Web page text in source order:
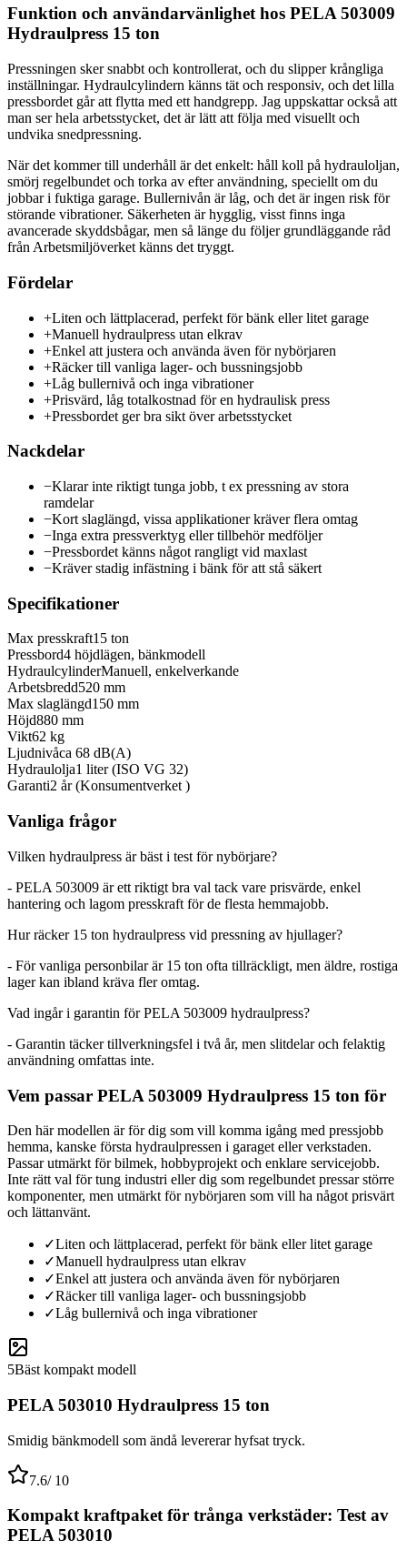
Funktion och användarvänlighet hos PELA 503009
Hydraulpress 15 ton
Pressningen sker snabbt och kontrollerat, och du slipper krångliga
inställningar. Hydraulcylindern känns tät och responsiv, och det lilla
pressbordet går att flytta med ett handgrepp. Jag uppskattar också att
man ser hela arbetsstycket, det är lätt att följa med visuellt och
undvika snedpressning.
När det kommer till underhåll är det enkelt: håll koll på hydrauloljan,
smörj regelbundet och torka av efter användning, speciellt om du
jobbar i fuktiga garage. Bullernivån är låg, och det är ingen risk för
störande vibrationer. Säkerheten är hygglig, visst finns inga
avancerade skyddsbågar, men så länge du följer grundläggande råd
från Arbetsmiljöverket känns det tryggt.
Fördelar
+Liten och lättplacerad, perfekt för bänk eller litet garage
+Manuell hydraulpress utan elkrav
+Enkel att justera och använda även för nybörjaren
+Räcker till vanliga lager- och bussningsjobb
+Låg bullernivå och inga vibrationer
+Prisvärd, låg totalkostnad för en hydraulisk press
+Pressbordet ger bra sikt över arbetsstycket
Nackdelar
−Klarar inte riktigt tunga jobb, t ex pressning av stora
ramdelar
−Kort slaglängd, vissa applikationer kräver flera omtag
−Inga extra pressverktyg eller tillbehör medföljer
−Pressbordet känns något rangligt vid maxlast
−Kräver stadig infästning i bänk för att stå säkert
Specifikationer
Max presskraft15 ton
Pressbord4 höjdlägen, bänkmodell
HydraulcylinderManuell, enkelverkande
Arbetsbredd520 mm
Max slaglängd150 mm
Höjd880 mm
Vikt62 kg
Ljudnivåca 68 dB(A)
Hydraulolja1 liter (ISO VG 32)
Garanti2 år (Konsumentverket )
Vanliga frågor
Vilken hydraulpress är bäst i test för nybörjare?
- PELA 503009 är ett riktigt bra val tack vare prisvärde, enkel
hantering och lagom presskraft för de flesta hemmajobb.
Hur räcker 15 ton hydraulpress vid pressning av hjullager?
- För vanliga personbilar är 15 ton ofta tillräckligt, men äldre, rostiga
lager kan ibland kräva fler omtag.
Vad ingår i garantin för PELA 503009 hydraulpress?
- Garantin täcker tillverkningsfel i två år, men slitdelar och felaktig
användning omfattas inte.
Vem passar PELA 503009 Hydraulpress 15 ton för
Den här modellen är för dig som vill komma igång med pressjobb
hemma, kanske första hydraulpressen i garaget eller verkstaden.
Passar utmärkt för bilmek, hobbyprojekt och enklare servicejobb.
Inte rätt val för tung industri eller dig som regelbundet pressar större
komponenter, men utmärkt för nybörjaren som vill ha något prisvärt
och lättanvänt.
✓Liten och lättplacerad, perfekt för bänk eller litet garage
✓Manuell hydraulpress utan elkrav
✓Enkel att justera och använda även för nybörjaren
✓Räcker till vanliga lager- och bussningsjobb
✓Låg bullernivå och inga vibrationer
5Bäst kompakt modell
PELA 503010 Hydraulpress 15 ton
Smidig bänkmodell som ändå levererar hyfsat tryck.
7.6/ 10
Kompakt kraftpaket för trånga verkstäder: Test av
PELA 503010